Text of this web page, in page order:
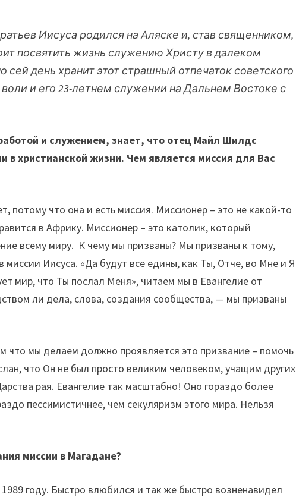
Иисуса родился на Аляске и, став священником,
посвятить жизнь служению Христу в далеком
сей день хранит этот страшный отпечаток советского
и его 23-летнем служении на Дальнем Востоке с
и служением, знает, что отец Майл Шилдс
в христианской жизни. Чем является миссия для Вас
потому что она и есть миссия. Миссионер – это не какой-то
в Африку. Миссионер – это католик, который
всему миру. К чему мы призваны? Мы призваны к тому,
Иисуса. «Да будут все едины, как Ты, Отче, во Мне и Я
мир, что Ты послал Меня», читаем мы в Евангелие от
ли дела, слова, создания сообщества, — мы призваны
что мы делаем должно проявляется это призвание – помочь
что Он не был просто великим человеком, учащим других
рая. Евангелие так масштабно! Оно гораздо более
пессимистичнее, чем секуляризм этого мира. Нельзя
миссии в Магадане?
году. Быстро влюбился и так же быстро возненавидел